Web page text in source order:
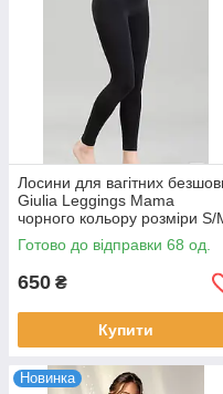
Лосини для вагітних
Giulia Leggings Mama
чорного кольору розміри S/
L/XL - р S/M
Готово до відправки 68 од.
650 ₴
Купити
Новинка